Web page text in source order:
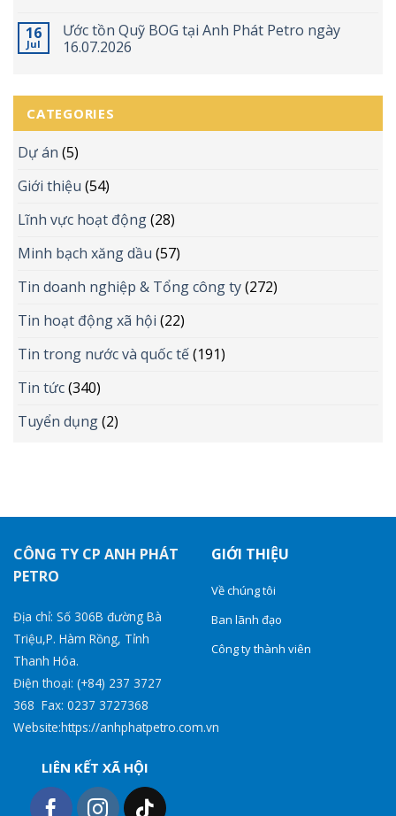
16
Jul
Ước tồn Quỹ BOG tại Anh Phát Petro ngày
16.07.2026
CATEGORIES
Dự án (5)
Giới thiệu (54)
Lĩnh vực hoạt động(28)
Minh bạch xăng dầu (57)
Tin doanh nghiệp & Tổng công ty(272)
Tin hoạt động xã hội (22)
Tin trong nước và quốc tế(191)
Tin tức(340)
Tuyển dụng(2)
CÔNG TY CP ANH PHÁT
PETRO
Địa chỉ: Số 306B đường Bà
Triệu,P. Hàm Rồng, Tỉnh
Thanh Hóa.
Điện thoại: (+84) 237 3727
368 Fax: 0237 3727368
Website:https://anhphatpetro.com.vn
LIÊN KẾT XÃ HỘI
GIỚI THIỆU
Về chúng tôi
Ban lãnh đạo
Công ty thành viên